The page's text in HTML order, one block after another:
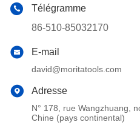
Télégramme
86-510-85032170
E-mail
david@moritatools.com
Adresse
N° 178, rue Wangzhuang,
Chine (pays continental)